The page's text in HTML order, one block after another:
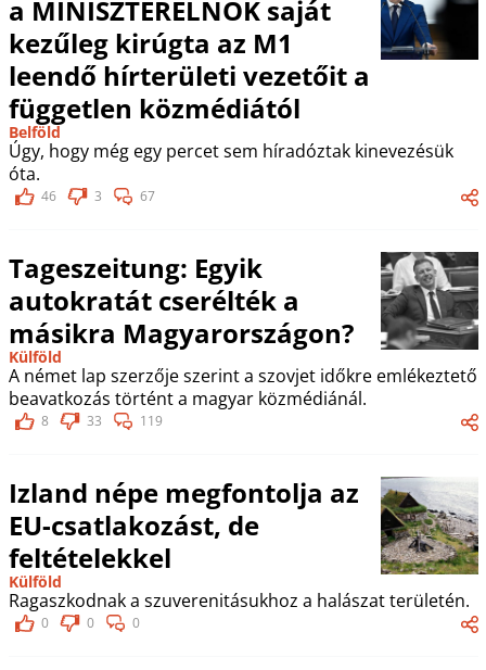
a MINISZTERELNÖK saját
kezűleg kirúgta az M1
leendő hírterületi vezetőit a
független közmédiától
Belföld
Úgy, hogy még egy percet sem híradóztak kinevezésük
óta.
46 3 67
Tageszeitung: Egyik
autokratát cserélték a
másikra Magyarországon?
Külföld
A német lap szerzője szerint a szovjet időkre emlékeztető
beavatkozás történt a magyar közmédiánál.
8 33 119
Izland népe megfontolja az
EU-csatlakozást, de
feltételekkel
Külföld
Ragaszkodnak a szuverenitásukhoz a halászat területén.
0 0 0